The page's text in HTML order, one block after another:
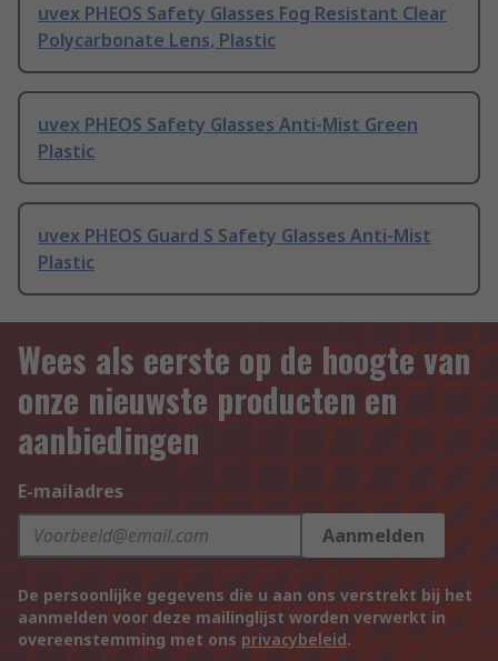
uvex PHEOS Safety Glasses Fog Resistant Clear
Polycarbonate Lens, Plastic
uvex PHEOS Safety Glasses Anti-Mist Green
Plastic
uvex PHEOS Guard S Safety Glasses Anti-Mist
Plastic
Wees als eerste op de hoogte van
onze nieuwste producten en
aanbiedingen
E-mailadres
Aanmelden
De persoonlijke gegevens die u aan ons verstrekt bij het
aanmelden voor deze mailinglijst worden verwerkt in
overeenstemming met ons privacybeleid.